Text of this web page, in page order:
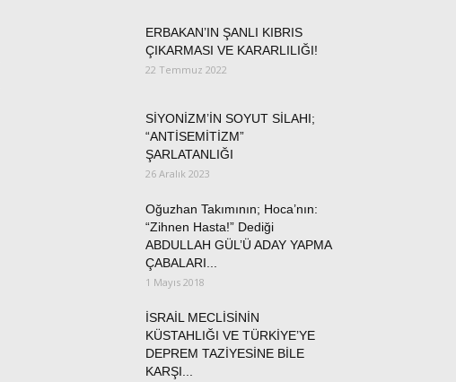
ERBAKAN’IN ŞANLI KIBRIS
ÇIKARMASI VE KARARLILIĞI!
22 Temmuz 2022
SİYONİZM’İN SOYUT SİLAHI;
“ANTİSEMİTİZM”
ŞARLATANLIĞI
26 Aralık 2023
Oğuzhan Takımının; Hoca’nın:
“Zihnen Hasta!” Dediği
ABDULLAH GÜL’Ü ADAY YAPMA
ÇABALARI...
1 Mayıs 2018
İSRAİL MECLİSİNİN
KÜSTAHLIĞI VE TÜRKİYE’YE
DEPREM TAZİYESİNE BİLE
KARŞI...